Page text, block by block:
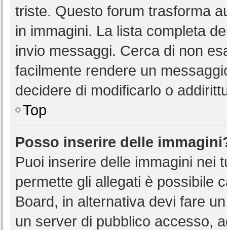
triste. Questo forum trasforma
in immagini. La lista completa
invio messaggi. Cerca di non
facilmente rendere un
decidere di modificarlo o
Top
Posso inserire delle
Puoi inserire delle immagini nei
permette gli allegati è possibile
Board, in alternativa devi fare
un server di pubblico accesso,